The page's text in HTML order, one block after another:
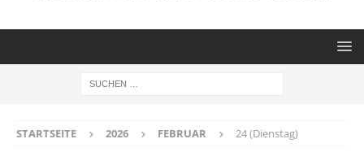
STARTSEITE 2026 FEBRUAR 24 (Dienstag)